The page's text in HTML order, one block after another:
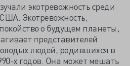
экотревожность среди
Экотревожность,
о будущем планеты,
представителей
людей, родившихся в
х годов. Она может мешать